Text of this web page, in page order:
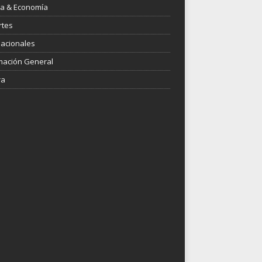
& Economía
General